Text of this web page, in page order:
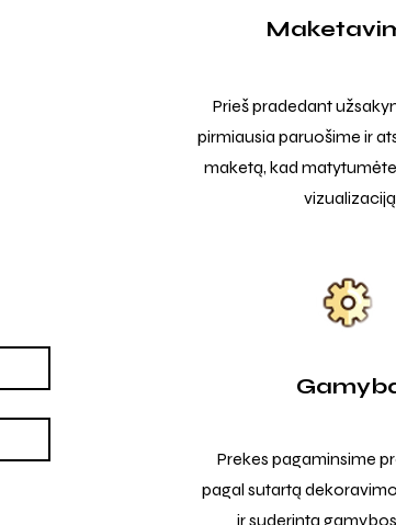
Prieš pradedant
pirmiausia paruošime ir
maketą, kad
vizualizaciją
Prekes pagaminsime
pagal sutartą
ir suderintą